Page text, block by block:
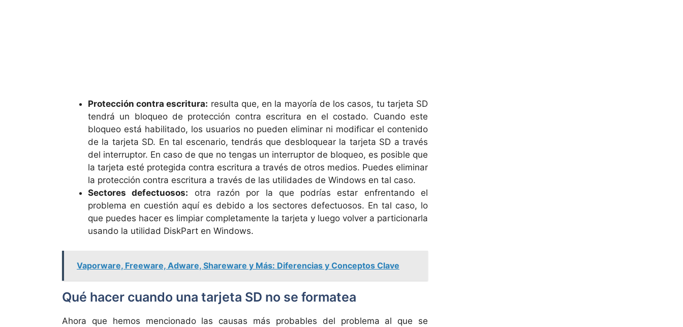
Protección contra escritura: resulta que, en la mayoría de los casos, tu tarjeta SD
tendrá un bloqueo de protección contra escritura en el costado. Cuando este
bloqueo está habilitado, los usuarios no pueden eliminar ni modificar el contenido
de la tarjeta SD. En tal escenario, tendrás que desbloquear la tarjeta SD a través
del interruptor. En caso de que no tengas un interruptor de bloqueo, es posible que
la tarjeta esté protegida contra escritura a través de otros medios. Puedes eliminar
la protección contra escritura a través de las utilidades de Windows en tal caso.
Sectores defectuosos: otra razón por la que podrías estar enfrentando el
problema en cuestión aquí es debido a los sectores defectuosos. En tal caso, lo
que puedes hacer es limpiar completamente la tarjeta y luego volver a particionarla
usando la utilidad DiskPart en Windows.
Vaporware, Freeware, Adware, Shareware y Más: Diferencias y Conceptos Clave
Qué hacer cuando una tarjeta SD no se formatea
Ahora que hemos mencionado las causas más probables del problema al que se